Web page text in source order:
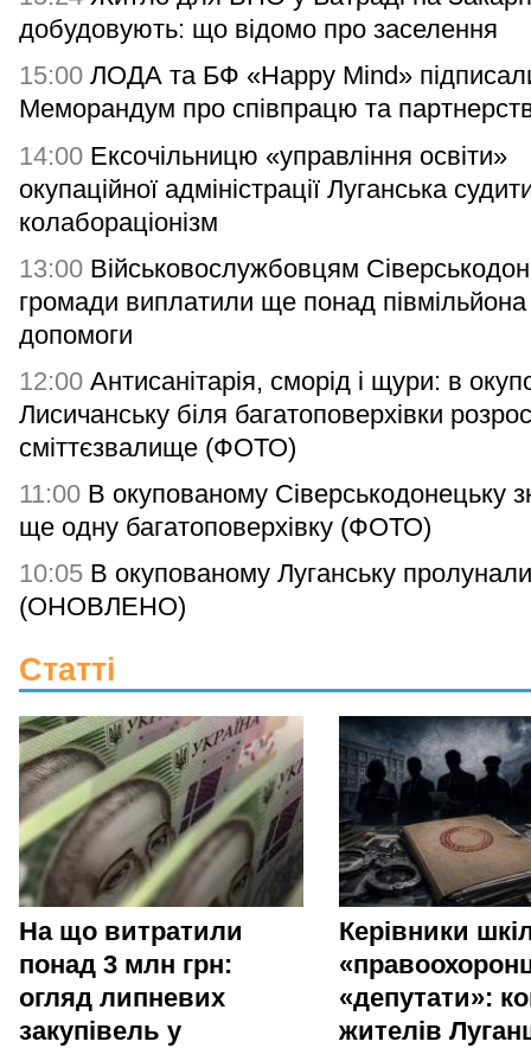
добудовують: що відомо про заселення
15:00 ЛОДА та БФ «Happy Mind»
Меморандум про співпрацю та
14:00 Ексочільницю «управління освіти»
окупаційної адміністрації Луганська
колабораціонізм
13:00 Військовослужбовцям
громади виплатили ще понад півмільйона
допомоги
12:00 Антисанітарія, сморід і щури: в
Лисичанську біля багатоповерхівки
сміттєзвалище (ФОТО)
11:00 В окупованому Сіверськодонецьку
ще одну багатоповерхівку (ФОТО)
10:05 В окупованому Луганську
(ОНОВЛЕНО)
Статті
На що витратили
понад 3 млн грн:
огляд липневих
закупівель у
Керівники
«депутати»:
жителів